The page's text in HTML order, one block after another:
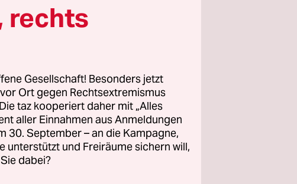
Mist, den er
unduldsam
machte
Hospiz. Und
rechts
Gesellschaft! Besonders jetzt
Ort gegen Rechtsextremismus
taz kooperiert daher mit „Alles
aller Einnahmen aus Anmeldungen
30. September – an die Kampagne,
unterstützt und Freiräume sichern will,
dabei?